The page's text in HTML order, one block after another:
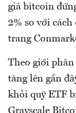
giá bitcoin
2% so với
trang
Theo giới
tăng lên gần
khỏi quỹ ETF